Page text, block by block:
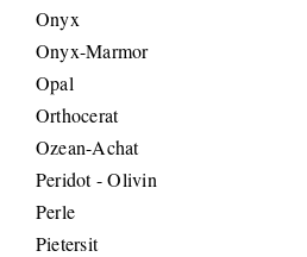
Onyx
Onyx-Marmor
Opal
Orthocerat
Ozean-Achat
Peridot - Olivin
Perle
Pietersit